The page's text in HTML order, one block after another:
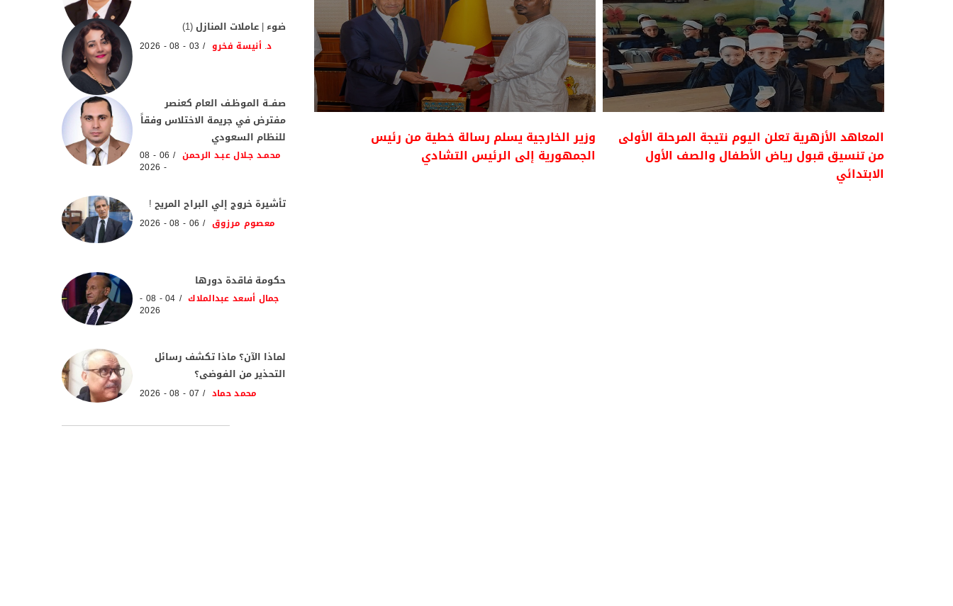
المعاهد الأزهرية تعلن اليوم نتيجة المرحلة الأولى
من تنسيق قبول رياض الأطفال والصف الأول
الابتدائي
وزير الخارجية يسلم رسالة خطية من رئيس
الجمهورية إلى الرئيس التشادي
ضوء | عاملات المنازل (1)
د. أنيسة فخرو 03 - 08 - 2026
صفــة الموظـف العام كعنصر
مفترض في جريمة الاختلاس وفقاً
للنظام السعودي
محمـد جـلال عبـد الرحمن 06 - 08
- 2026
تأشيرة خروج إلي البراح المريح !
معصوم مرزوق 06 - 08 - 2026
حكومة فاقدة دورها
جمال أسعد عبدالملاك 04 - 08 -
2026
لماذا الآن؟ ماذا تكشف رسائل
التحذير من الفوضى؟
محمد حماد 07 - 08 - 2026